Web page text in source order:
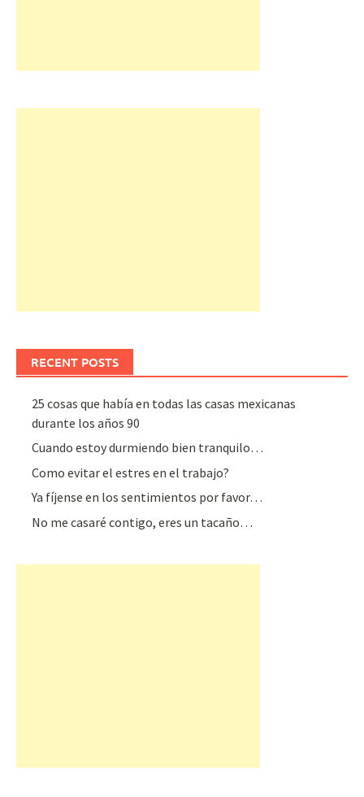
RECENT POSTS
25 cosas que había en todas las casas mexicanas
durante los años 90
Cuando estoy durmiendo bien tranquilo…
Como evitar el estres en el trabajo?
Ya fíjense en los sentimientos por favor…
No me casaré contigo, eres un tacaño…